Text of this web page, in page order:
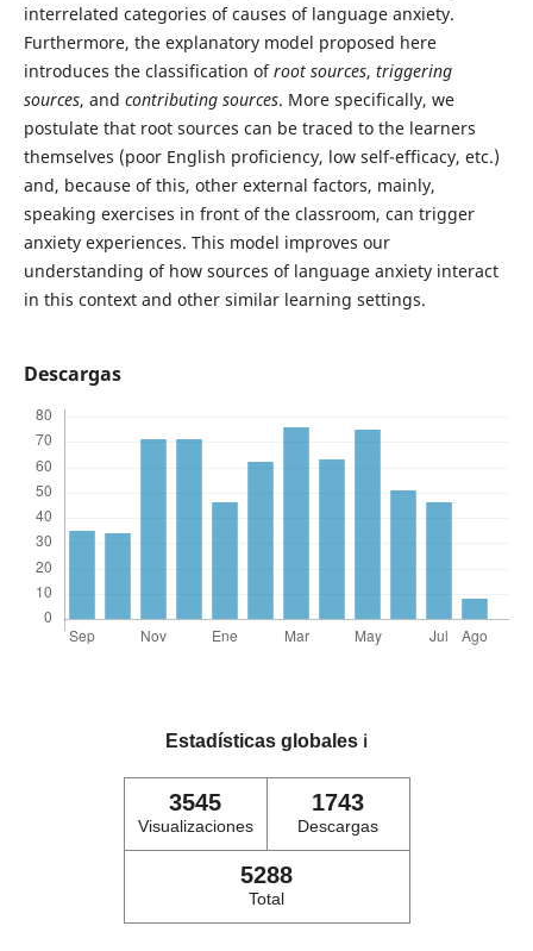
interrelated categories of causes of language anxiety.
Furthermore, the explanatory model proposed here
introduces the classification ofroot sources, triggering
sources, and contributing sources. More specifically, we
postulate that root sources can be traced to the learners
themselves (poor English proficiency, low self-efficacy, etc.)
and, because of this, other external factors, mainly,
speaking exercises in front of the classroom, can trigger
anxiety experiences. This model improves our
understanding of how sources of language anxiety interact
in this context and other similar learning settings.
Descargas
Estadísticas globales ℹ️
3545
Visualizaciones
1743
Descargas
5288
Total